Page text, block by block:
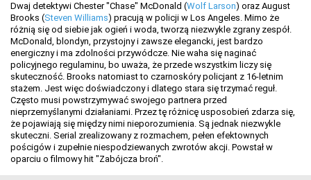
Dwaj detektywi Chester "Chase" McDonald (Wolf Larson) oraz August
Brooks (Steven Williams) pracują w policji w Los Angeles. Mimo że
różnią się od siebie jak ogień i woda, tworzą niezwykle zgrany zespół.
McDonald, blondyn, przystojny i zawsze elegancki, jest bardzo
energiczny i ma zdolności przywódcze. Nie waha się naginać
policyjnego regulaminu, bo uważa, że przede wszystkim liczy się
skuteczność. Brooks natomiast to czarnoskóry policjant z 16-letnim
stażem. Jest więc doświadczony i dlatego stara się trzymać reguł.
Często musi powstrzymywać swojego partnera przed
nieprzemyślanymi działaniami. Przez tę różnicę usposobień zdarza się,
że pojawiają się między nimi nieporozumienia. Są jednak niezwykle
skuteczni. Serial zrealizowany z rozmachem, pełen efektownych
pościgów i zupełnie niespodziewanych zwrotów akcji. Powstał w
oparciu o filmowy hit "Zabójcza broń".